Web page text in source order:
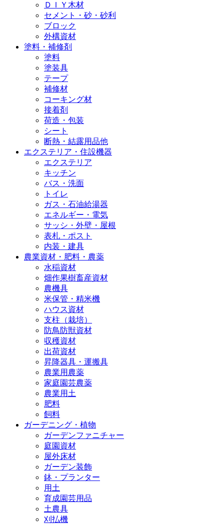
ＤＩＹ木材
セメント・砂・砂利
ブロック
外構資材
塗料・補修剤
塗料
塗装具
テープ
補修材
コーキング材
接着剤
荷造・包装
シート
断熱・結露用品他
エクステリア・住設機器
エクステリア
キッチン
バス・洗面
トイレ
ガス・石油給湯器
エネルギー・電気
サッシ・外壁・屋根
表札・ポスト
内装・建具
農業資材・肥料・農薬
水稲資材
畑作果樹畜産資材
農機具
米保管・精米機
ハウス資材
支柱（栽培）
防鳥防獣資材
収穫資材
出荷資材
昇降器具・運搬具
農業用農薬
家庭園芸農薬
農業用土
肥料
飼料
ガーデニング・植物
ガーデンファニチャー
庭園資材
屋外床材
ガーデン装飾
鉢・プランター
用土
育成園芸用品
土農具
刈払機